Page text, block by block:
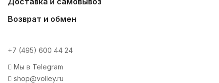
Возврат и обмен
+7 (495) 600 44 24
Мы в Telegram
shop@volley.ru